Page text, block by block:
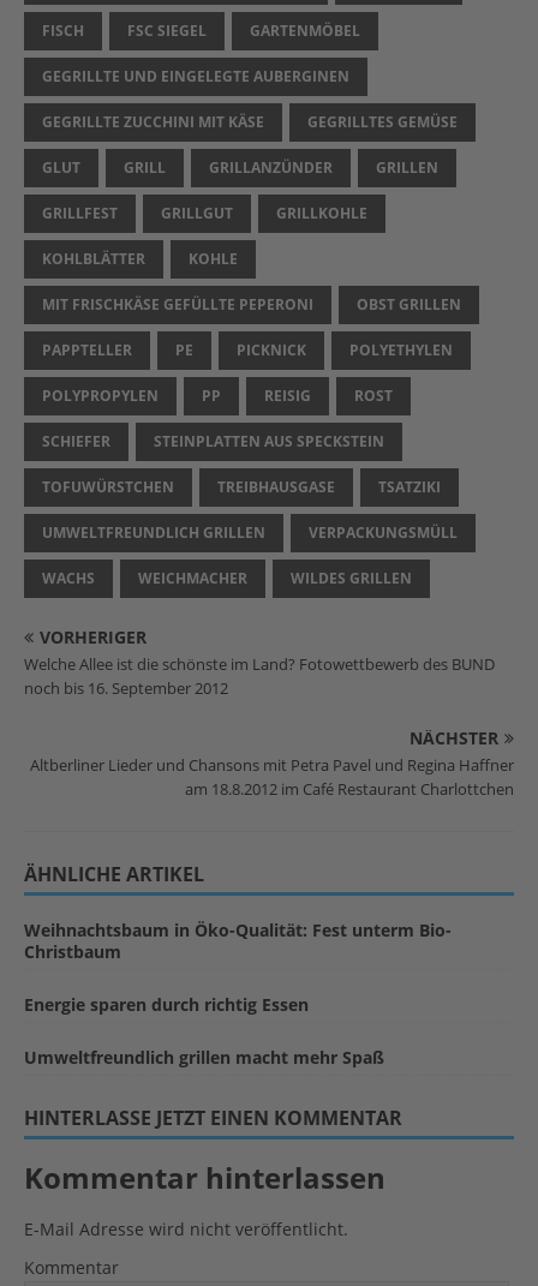
FISCH FSC SIEGEL GARTENMÖBEL
GEGRILLTE UND EINGELEGTE AUBERGINEN
GEGRILLTE ZUCCHINI MIT KÄSE GEGRILLTES GEMÜSE
GLUT GRILL GRILLANZÜNDER GRILLEN
GRILLFEST GRILLGUT GRILLKOHLE
KOHLBLÄTTER KOHLE
MIT FRISCHKÄSE GEFÜLLTE PEPERONI OBST GRILLEN
PAPPTELLER PE PICKNICK POLYETHYLEN
POLYPROPYLEN PP REISIG ROST
SCHIEFER STEINPLATTEN AUS SPECKSTEIN
TOFUWÜRSTCHEN TREIBHAUSGASE TSATZIKI
UMWELTFREUNDLICH GRILLEN VERPACKUNGSMÜLL
WACHS WEICHMACHER WILDES GRILLEN
VORHERIGER
Welche Allee ist die schönste im Land? Fotowettbewerb des BUND
noch bis 16. September 2012
NÄCHSTER
Altberliner Lieder und Chansons mit Petra Pavel und Regina Haffner
am 18.8.2012 im Café Restaurant Charlottchen
ÄHNLICHE ARTIKEL
Weihnachtsbaum in Öko-Qualität: Fest unterm Bio-
Christbaum
Energie sparen durch richtig Essen
Umweltfreundlich grillen macht mehr Spaß
HINTERLASSE JETZT EINEN KOMMENTAR
Kommentar hinterlassen
E-Mail Adresse wird nicht veröffentlicht.
Kommentar